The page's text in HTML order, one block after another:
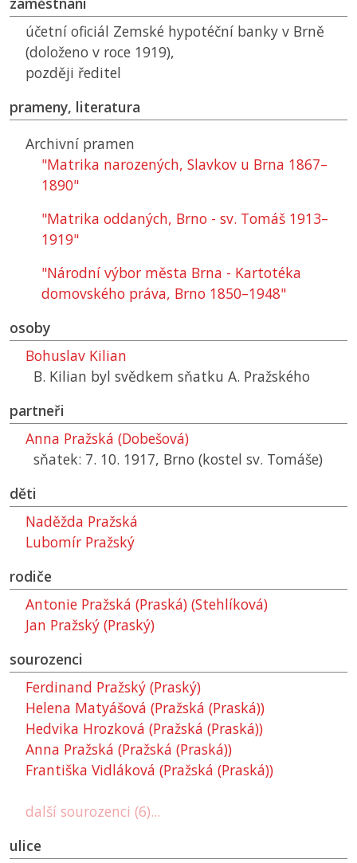
účetní oficiál Zemské hypotéční banky v Brně
(doloženo v roce 1919),
později ředitel
prameny, literatura
Archivní pramen
"Matrika narozených, Slavkov u Brna 1867–
1890"
"Matrika oddaných, Brno - sv. Tomáš 1913–
1919"
"Národní výbor města Brna - Kartotéka
domovského práva, Brno 1850–1948"
osoby
Bohuslav Kilian
B. Kilian byl svědkem sňatku A. Pražského
partneři
Anna Pražská (Dobešová)
sňatek: 7. 10. 1917, Brno (kostel sv. Tomáše)
děti
Naděžda Pražská
Lubomír Pražský
rodiče
Antonie Pražská (Praská) (Stehlíková)
Jan Pražský (Praský)
sourozenci
Ferdinand Pražský (Praský)
Helena Matyášová (Pražská (Praská))
Hedvika Hrozková (Pražská (Praská))
Anna Pražská (Pražská (Praská))
Františka Vidláková (Pražská (Praská))
další sourozenci (6)...
ulice